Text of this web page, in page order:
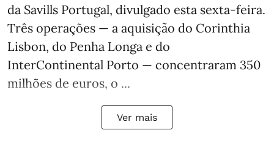
da Savills Portugal, divulgado esta sexta-feira.
Três operações — a aquisição do Corinthia
Lisbon, do Penha Longa e do
InterContinental Porto — concentraram 350
milhões de euros, o ...
Ver mais